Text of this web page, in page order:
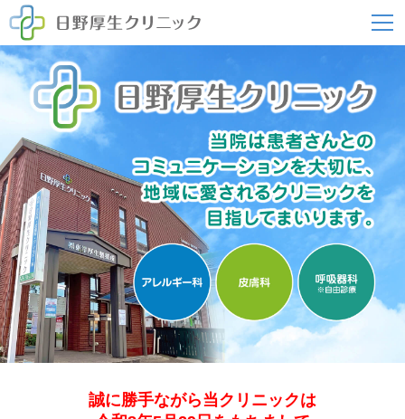
誠に勝手ながら当クリニックは